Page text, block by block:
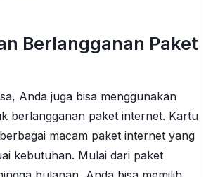
Berlangganan Paket
Anda juga bisa menggunakan
berlangganan paket internet. Kartu
macam paket internet yang
kebutuhan. Mulai dari paket